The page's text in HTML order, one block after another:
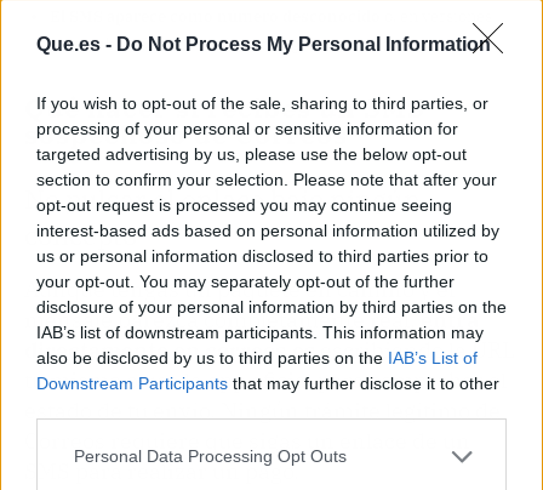
Que.es - Do Not Process My Personal Information
If you wish to opt-out of the sale, sharing to third parties, or
processing of your personal or sensitive information for
targeted advertising by us, please use the below opt-out
section to confirm your selection. Please note that after your
opt-out request is processed you may continue seeing
interest-based ads based on personal information utilized by
us or personal information disclosed to third parties prior to
your opt-out. You may separately opt-out of the further
disclosure of your personal information by third parties on the
IAB’s list of downstream participants. This information may
also be disclosed by us to third parties on the IAB’s List of
Downstream Participants that may further disclose it to other
Personal Data Processing Opt Outs
más elaboradas, en el hilo oficial gracias al spoofing.
Qué hacer si recibes un SMS
sospechoso de Correos
No pulsar el enlace bajo ningún
concepto
Aunque tengas un paquete en camino y el
mensaje parezca completamente real,entra
directamente en correos.esescribiendo la URL
tú mismo o usa la app oficial para comprobar el
SMS para realizar un pago.